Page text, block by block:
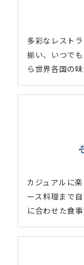
多彩なレスト
揃い、いつで
ら世界各国の
カジュアルに
ース料理まで
に合わせた食